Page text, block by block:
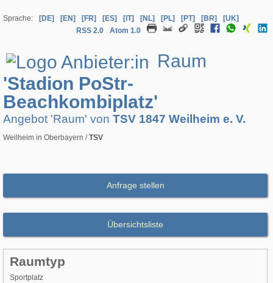
Sprache: [DE] [EN] [FR] [ES] [IT] [NL] [PL] [PT] [BR]
[UK]
RSS 2.0
Atom 1.0
Raum
'Stadion PoStr-
Beachkombiplatz'
Angebot 'Raum' von TSV 1847 Weilheim e. V.
Weilheim in Oberbayern /TSV
Anfrage stellen
Übersichtsliste
Raumtyp
Sportplatz